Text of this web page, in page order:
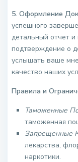
5. Оформление
успешного
детальный отчет
подтверждение о
услышать ваше
качество наших
Правила и
Таможенные
таможенная
Запрещенные
лекарства,
наркотики.